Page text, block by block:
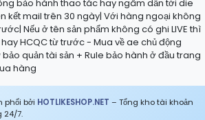
bảo hành thao tác hay ngâm dẫn tới die
kết mail trên 30 ngày| Với hàng ngoại không
Nếu ở tên sản phẩm không có ghi LIVE thì
HCQC từ trước - Mua về ae chủ động
quản tài sản + Rule bảo hành ở đầu trang
hàng
phối bởi HOTLIKESHOP.NET – Tổng kho tài khoản
24/7.